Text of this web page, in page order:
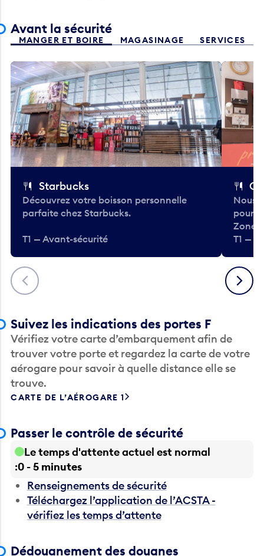
Avant la sécurité
MANGER ET BOIRE MAGASINAGE SERVICES
Précédent
Starbucks
Découvrez votre boisson personnelle
parfaite chez Starbucks.
T1 — Avant-sécurité
Nous
pour
Zone.
T1 —
Suivant
Suivez les indications des portes F
Vérifiez votre carte d’embarquement afin de
trouver votre porte et regardez la carte de votre
aérogare pour savoir à quelle distance elle se
trouve.
CARTE DE L’AÉROGARE 1
Passer le contrôle de sécurité
Le temps d'attente actuel est normal
0 - 5 minutes
Renseignements de sécurité
Téléchargez l’application de l’ACSTA -
vérifiez les temps d’attente
Dédouanement des douanes